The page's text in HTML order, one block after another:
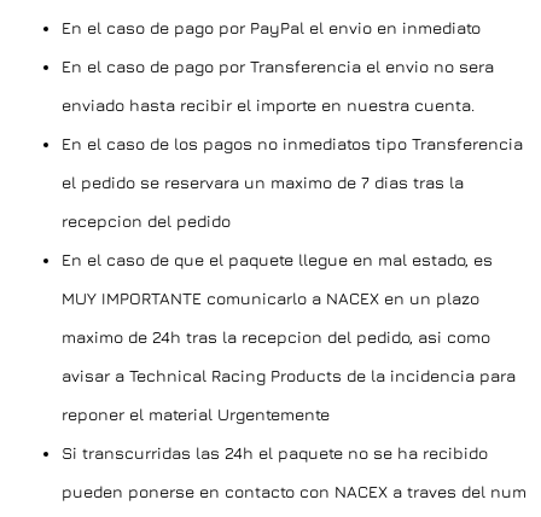
En el caso de pago por PayPal el envio en inmediato
En el caso de pago por Transferencia el envio no sera
enviado hasta recibir el importe en nuestra cuenta.
En el caso de los pagos no inmediatos tipo Transferencia
el pedido se reservara un maximo de 7 dias tras la
recepcion del pedido
En el caso de que el paquete llegue en mal estado, es
MUY IMPORTANTE comunicarlo a NACEX en un plazo
maximo de 24h tras la recepcion del pedido, asi como
avisar a Technical Racing Products de la incidencia para
reponer el material Urgentemente
Si transcurridas las 24h el paquete no se ha recibido
pueden ponerse en contacto con NACEX a traves del num